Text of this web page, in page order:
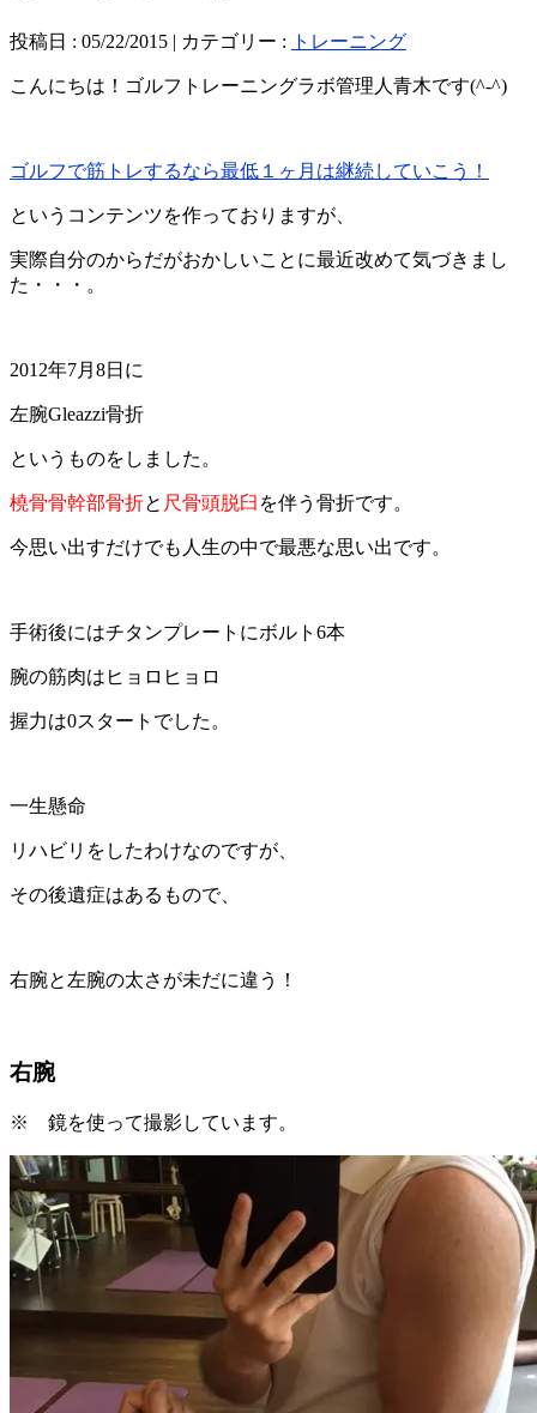
投稿日 : 05/22/2015 | カテゴリー : トレーニング
こんにちは！ゴルフトレーニングラボ管理人青木です(^-^)
ゴルフで筋トレするなら最低１ヶ月は継続していこう！
というコンテンツを作っておりますが、
実際自分のからだがおかしいことに最近改めて気づきまし
た・・・。
2012年7月8日に
左腕Gleazzi骨折
というものをしました。
橈骨骨幹部骨折と 尺骨頭脱臼 を伴う骨折です。
今思い出すだけでも人生の中で最悪な思い出です。
手術後にはチタンプレートにボルト6本
腕の筋肉はヒョロヒョロ
握力は0スタートでした。
一生懸命
リハビリをしたわけなのですが、
その後遺症はあるもので、
右腕と左腕の太さが未だに違う！
右腕
※ 鏡を使って撮影しています。